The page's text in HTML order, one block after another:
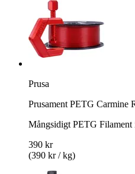
Prusa
Prusament PETG Carmine
Mångsidigt PETG Filament
390 kr
(390 kr / kg)